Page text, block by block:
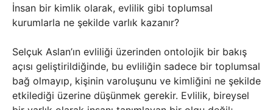
İnsan bir kimlik olarak, evlilik gibi toplumsal
kurumlarla ne şekilde varlık kazanır?
Selçuk Aslan’ın evliliği üzerinden ontolojik bir bakış
açısı geliştirildiğinde, bu evliliğin sadece bir toplumsal
bağ olmayıp, kişinin varoluşunu ve kimliğini ne şekilde
etkilediği üzerine düşünmek gerekir. Evlilik, bireysel